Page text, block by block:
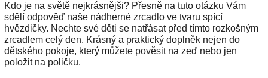
Kdo je na světě nejkrásnějši? Přesně na tuto otázku Vám
sdělí odpověď naše nádherné zrcadlo ve tvaru spící
hvězdičky. Nechte své děti se natřásat před tímto rozkošným
zrcadlem celý den. Krásný a praktický doplněk nejen do
dětského pokoje, který můžete pověsit na zeď nebo jen
položit na poličku.